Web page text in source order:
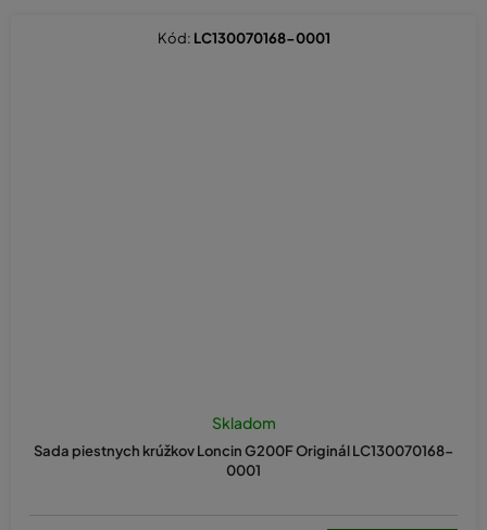
Sada piestnych krúžkov Loncin G200F Originál LC130070168-
0001
Skladom
Kód: LC130070168-0001